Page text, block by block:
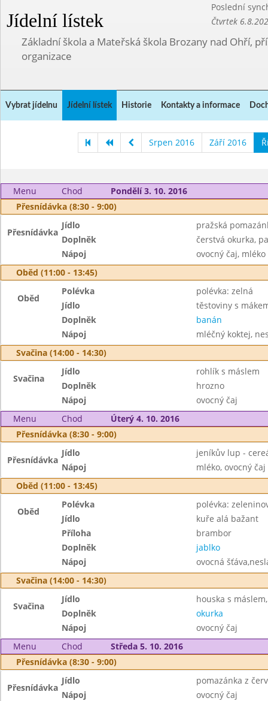
Jídelní lístek
Poslední
Čtvrtek
Základní škola a Mateřská škola Brozany nad Ohří,
organizace
Vybrat jídelnu Jídelní lístek Historie Kontakty a informace
Srpen 2016 Září 2016
Menu Chod
Pondělí 3. 10. 2016
Přesnídávka (8:30 - 9:00)
Přesnídávka
Jídlo
pražská
Doplněk
čerstvá okurka,
Nápoj
ovocný čaj, mléko
Oběd (11:00 - 13:45)
Oběd
Polévka
polévka: zelná
Jídlo
těstoviny s
Doplněk
banán
Nápoj
mléčný koktej,
Svačina (14:00 - 14:30)
Svačina
Jídlo
rohlík s máslem
Doplněk
hrozno
Nápoj
ovocný čaj
Menu
Chod
Úterý 4. 10. 2016
Přesnídávka (8:30 - 9:00)
Přesnídávka
Jídlo
jeníkův lup -
Nápoj
mléko, ovocný čaj
Oběd (11:00 - 13:45)
Oběd
Polévka
polévka:
Jídlo
kuře alá bažant
Příloha
brambor
Doplněk
jablko
Nápoj
ovocná
Svačina (14:00 - 14:30)
Svačina
Jídlo
houska s
Doplněk
okurka
Nápoj
ovocný čaj
Menu
Chod
Středa 5. 10. 2016
Přesnídávka (8:30 - 9:00)
Přesnídávka
Jídlo
pomazánka z
Nápoj
ovocný čaj